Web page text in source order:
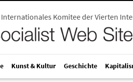
Internationales Komitee der Vierten
Kunst & Kultur Geschichte